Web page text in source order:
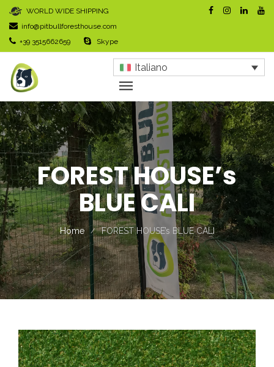
WORLD WIDE SHIPPING
info@pitbullforesthouse.com
+39 3515662659
Skype
Italiano
FOREST HOUSE’s
BLUE CALI
Home FOREST HOUSE’s BLUE CALI